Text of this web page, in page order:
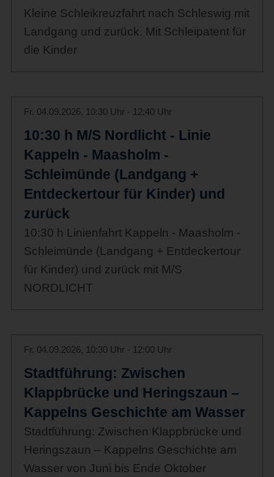
Kleine Schleikreuzfahrt nach Schleswig mit
Landgang und zurück. Mit Schleipatent für
die Kinder
Fr. 04.09.2026, 10:30 Uhr - 12:40 Uhr
10:30 h M/S Nordlicht - Linie
Kappeln - Maasholm -
Schleimünde (Landgang +
Entdeckertour für Kinder) und
zurück
10:30 h Linienfahrt Kappeln - Maasholm -
Schleimünde (Landgang + Entdeckertour
für Kinder) und zurück mit M/S
NORDLICHT
Fr. 04.09.2026, 10:30 Uhr - 12:00 Uhr
Stadtführung: Zwischen
Klappbrücke und Heringszaun –
Kappelns Geschichte am Wasser
Stadtführung: Zwischen Klappbrücke und
Heringszaun – Kappelns Geschichte am
Wasser von Juni bis Ende Oktober